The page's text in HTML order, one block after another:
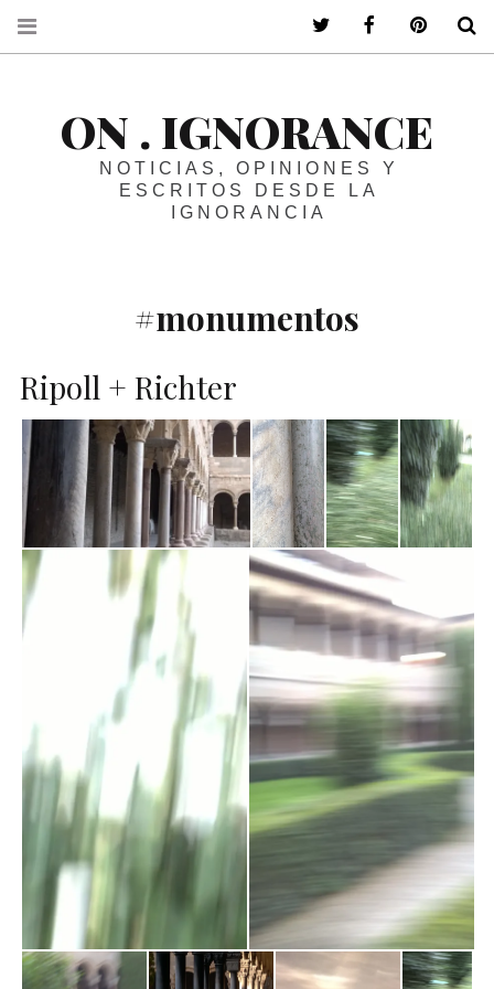
ON . IGNORANCE
NOTICIAS, OPINIONES Y
ESCRITOS DESDE LA
IGNORANCIA
#monumentos
Ripoll + Richter
ir a mi twitterir a mi facebook
ir a mi